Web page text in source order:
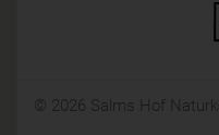
© 2026 Salms Hof